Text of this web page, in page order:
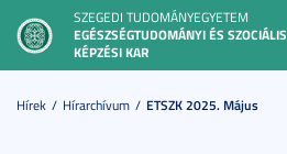
SZEGEDI TUDOMÁNYEGYETEM
EGÉSZSÉGTUDOMÁNYI ÉS SZOCIÁLIS
KÉPZÉSI KAR
Hírek Hírarchívum ETSZK 2025. Május